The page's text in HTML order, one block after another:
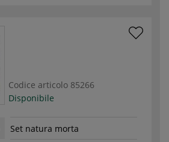
Codice articolo 85266
Disponibile
Set natura morta